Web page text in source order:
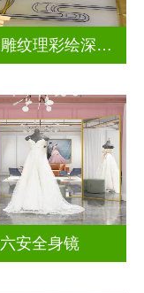
现代深雕纹理彩绘深雕浮雕玻璃
六安全身镜